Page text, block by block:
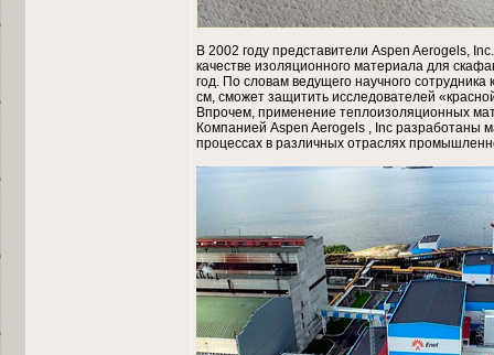
В 2002 году представители Aspen Aerogels,
качестве изоляционного материала для
год. По словам ведущего научного
см, сможет защитить исследователей
Впрочем, применение теплоизоляционных
Компанией Aspen Aerogels , Inc
процессах в различных отраслях